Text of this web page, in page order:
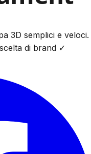
3D semplici e veloci.
di brand ✓